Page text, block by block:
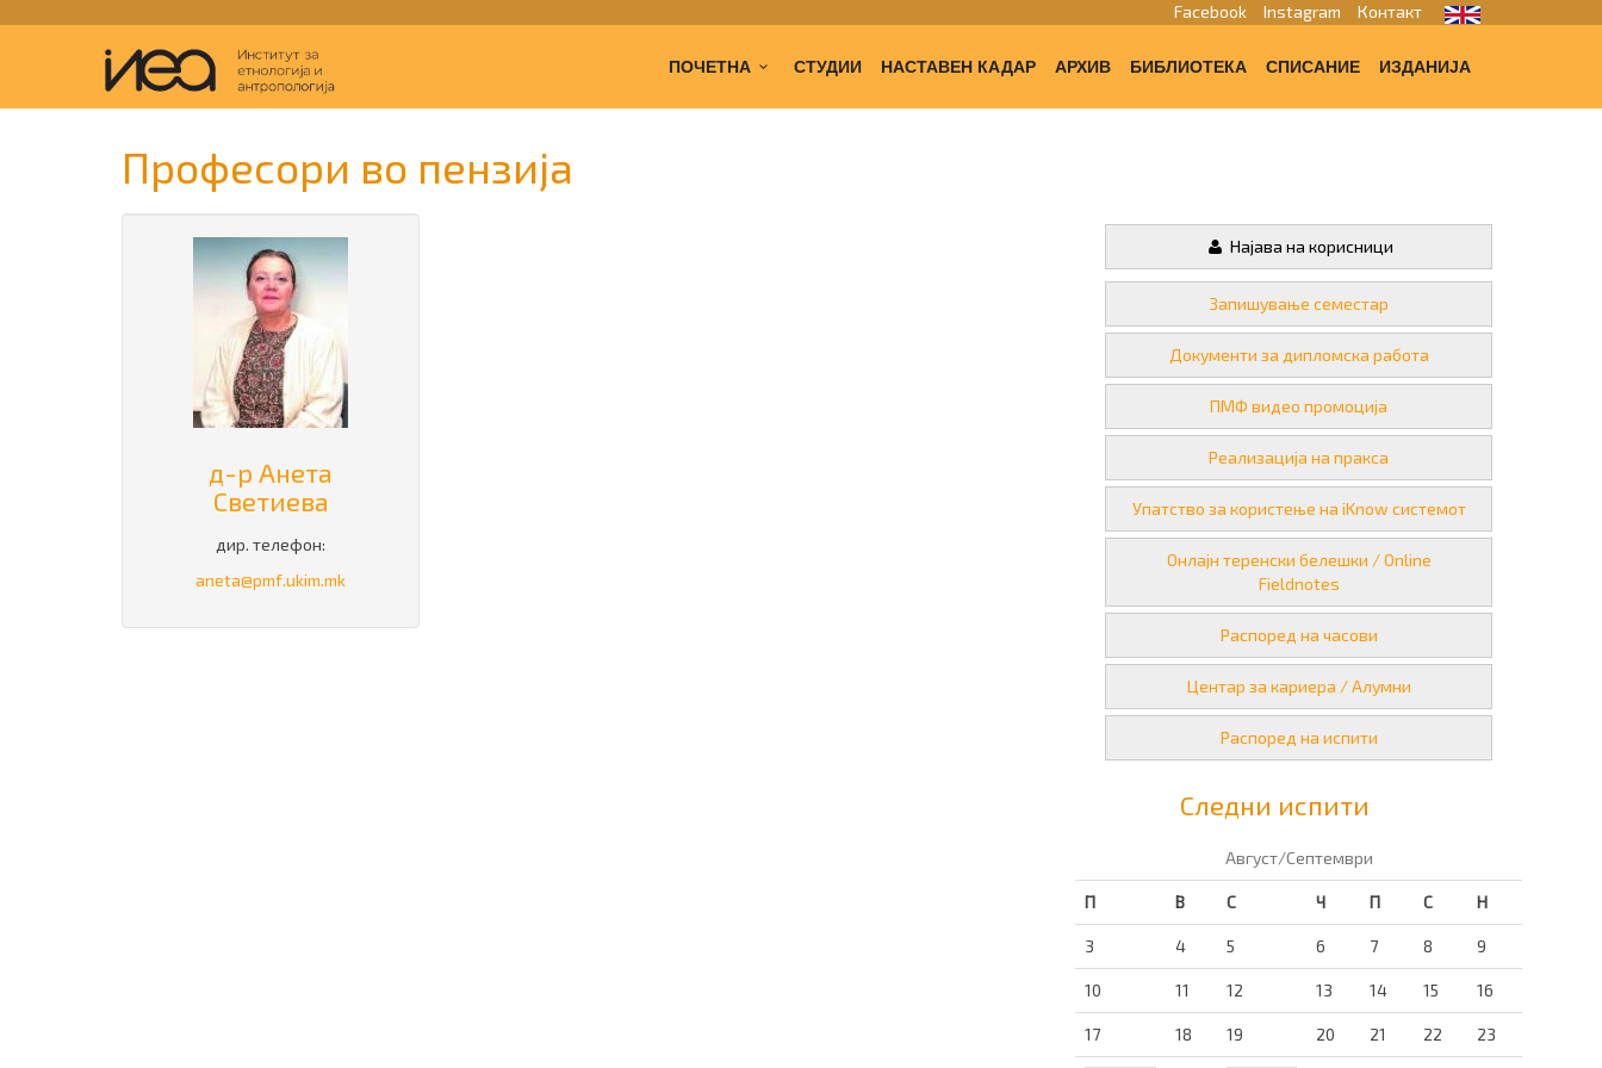
Facebook Instagram Контакт
ПОЧЕТНА СТУДИИ НАСТАВЕН КАДАР АРХИВ БИБЛИОТЕКА СПИСАНИЕ ИЗДАНИЈА
Професори во пензија
д-р Анета
Светиева
дир. телефон:
aneta@pmf.ukim.mk
Најава на корисници
Запишување семестар
Документи за дипломска работа
ПМФ видео промоција
Реализација на пракса
Упатство за користење на iKnow системот
Онлајн теренски белешки / Online
Fieldnotes
Распоред на часови
Центар за кариера / Алумни
Распоред на испити
Следни испити
Август/Септември
П В С Ч П С Н
3 4 5 6 7 8 9
10 11 12 13 14 15 16
17 18 19 20 21 22 23